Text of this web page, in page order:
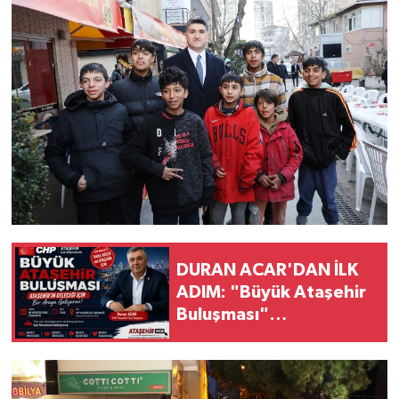
DURAN ACAR'DAN İLK
ADIM: "Büyük Ataşehir
Buluşması"